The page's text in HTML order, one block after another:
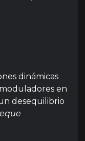
dinámicas
en
desequilibrio